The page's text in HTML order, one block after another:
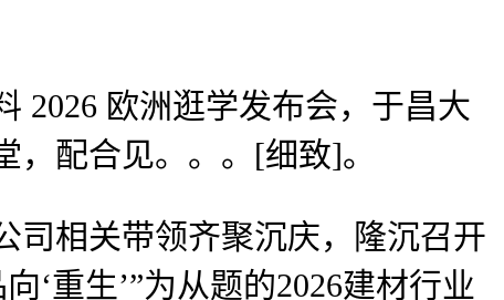
欧洲逛学发布会，于昌大
配合见。。。[细致]。
相关带领齐聚沉庆，隆沉召开
‘重生’”为从题的2026建材行业